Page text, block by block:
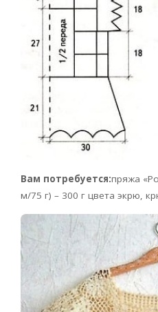
Вам потребуется:пряжа
м/75 г) – 300 г цвета экрю,